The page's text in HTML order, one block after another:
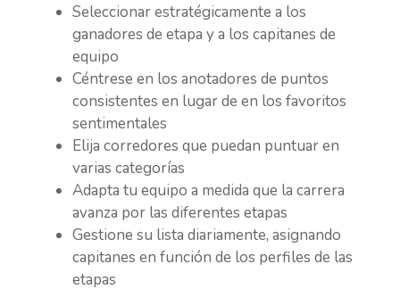
Seleccionar estratégicamente a los
ganadores de etapa y a los capitanes de
equipo
Céntrese en los anotadores de puntos
consistentes en lugar de en los favoritos
sentimentales
Elija corredores que puedan puntuar en
varias categorías
Adapta tu equipo a medida que la carrera
avanza por las diferentes etapas
Gestione su lista diariamente, asignando
capitanes en función de los perfiles de las
etapas